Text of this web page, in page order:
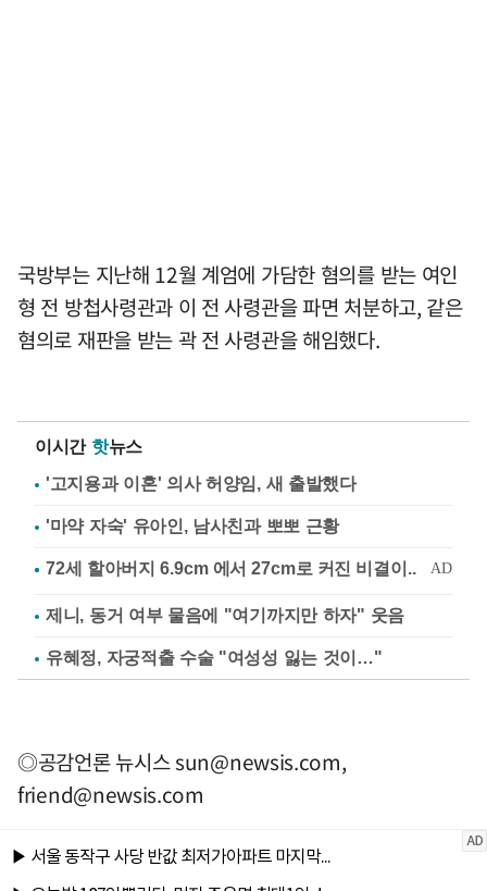
국방부는 지난해 12월 계엄에 가담한 혐의를 받는 여인
형 전 방첩사령관과 이 전 사령관을 파면 처분하고, 같은
혐의로 재판을 받는 곽 전 사령관을 해임했다.
이시간 핫뉴스
'고지용과 이혼' 의사 허양임, 새 출발했다
'마약 자숙' 유아인, 남사친과 뽀뽀 근황
제니, 동거 여부 물음에 "여기까지만 하자" 웃음
유혜정, 자궁적출 수술 "여성성 잃는 것이…"
◎공감언론 뉴시스sun@newsis.com,
friend@newsis.com